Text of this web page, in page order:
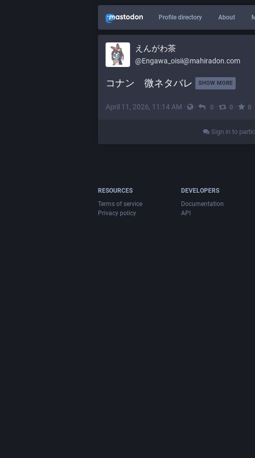
Profile directory About
えんがわ茶
@Engawa_oisii@mahiradon.com
コナン　微ネタバレ SHOW MORE
April 11, 2026, 11:14 AM · · 0 · 0 · 0
Sign in to
RESOURCES
Terms of service
Privacy policy
DEVELOPERS
Documentation
API